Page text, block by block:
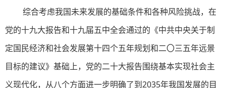
综合考虑我国未来发展的基础条件和各种风险挑战，在
党的十九大报告和十九届五中全会通过的《中共中央关于制
定国民经济和社会发展第十四个五年规划和二〇三五年远景
目标的建议》基础上，党的二十大报告围绕基本实现社会主
义现代化，从八个方面进一步明确了到2035年我国发展的目